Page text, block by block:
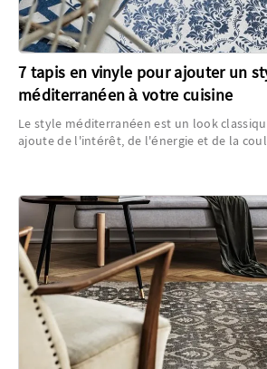
7 tapis en vinyle pour ajouter un
méditerranéen à votre cuisine
Le style méditerranéen est un look
ajoute de l'intérêt, de l'énergie et de la